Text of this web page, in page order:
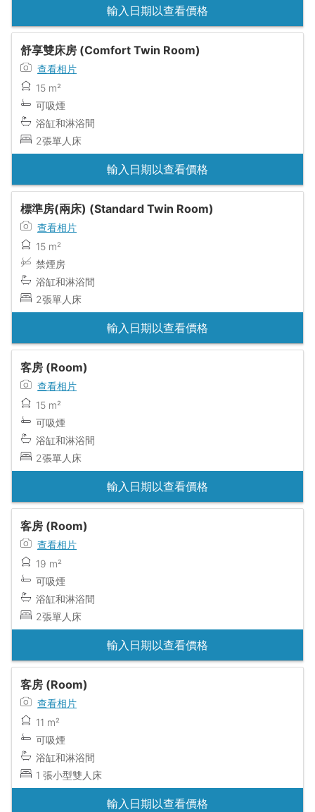
輸入日期以查看價格
舒享雙床房 (Comfort Twin Room)
查看相片
15 m²
可吸煙
浴缸和淋浴間
2張單人床
輸入日期以查看價格
標準房(兩床) (Standard Twin Room)
查看相片
15 m²
禁煙房
浴缸和淋浴間
2張單人床
輸入日期以查看價格
客房 (Room)
查看相片
15 m²
可吸煙
浴缸和淋浴間
2張單人床
輸入日期以查看價格
客房 (Room)
查看相片
19 m²
可吸煙
浴缸和淋浴間
2張單人床
輸入日期以查看價格
客房 (Room)
查看相片
11 m²
可吸煙
浴缸和淋浴間
1 張小型雙人床
輸入日期以查看價格